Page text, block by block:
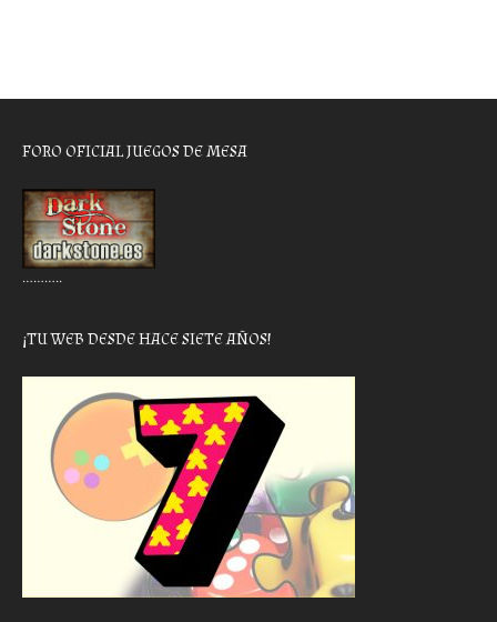
FORO OFICIAL JUEGOS DE MESA
………..
¡TU WEB DESDE HACE SIETE AÑOS!